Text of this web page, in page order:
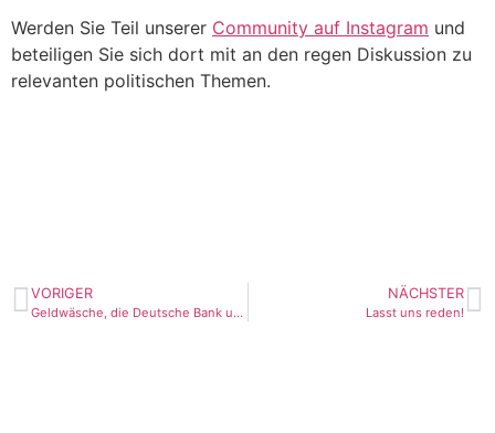
Werden Sie Teil unserer Community auf Instagram und
beteiligen Sie sich dort mit an den regen Diskussion zu
relevanten politischen Themen.
VORIGER
Geldwäsche, die Deutsche Bank und kein Ende
NÄCHSTER
Lasst uns reden!